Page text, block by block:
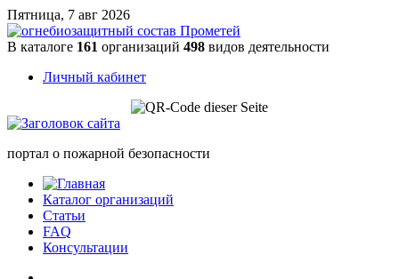
Пятница, 7 авг 2026
В каталоге 161 организаций 498 видов деятельности
Личный кабинет
портал о пожарной безопасности
Каталог организаций
Статьи
FAQ
Консультации